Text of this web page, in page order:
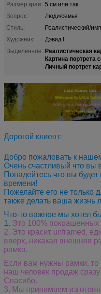
Размер края: 5 см или так
Вопрос:
Люди/семья
Стиль:
Реалистический/
Художник:
Дэвид l
Выделенное: Реалистическая
Картина портрета
Личный портрет
Дорогой клиент:
Добро пожаловать к
Очень счастливый что вы
Понадейтесь что вы
времени!
Пожелайте его не только
также делать ваша жизнь
Что-то важное мы хотел
1. Это 100% покрашенных
2. Это красит unframed,
вверх, никакая внешняя
рамка.
Если вам нужны рамки, то
наш человек продаж
Спасибо.
3. Мы принимаем